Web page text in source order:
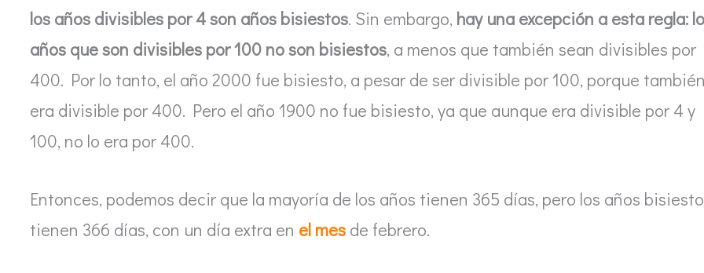
los años divisibles por 4 son años bisiestos. Sin embargo, hay una excepción a esta regla:
años que son divisibles por 100 no son bisiestos, a menos que también sean divisibles por
400. Por lo tanto, el año 2000 fue bisiesto, a pesar de ser divisible por 100, porque
era divisible por 400. Pero el año 1900 no fue bisiesto, ya que aunque era divisible por 4 y
100, no lo era por 400.
Entonces, podemos decir que la mayoría de los años tienen 365 días, pero los años
tienen 366 días, con un día extra en el mes de febrero.